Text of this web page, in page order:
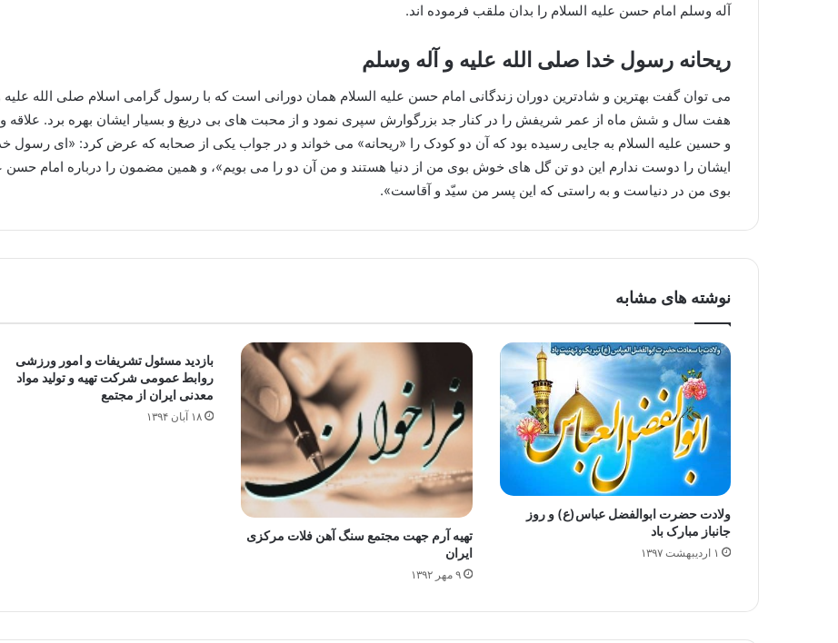
آله وسلم امام حسن علیه السلام را بدان ملقب فرموده اند.
ریحانه رسول خدا صلی الله علیه و آله وسلم
می توان گفت بهترین و شادترین دوران زندگانی امام حسن علیه السلام همان دورانی است که با رسول گرامی اسلام صلی الله
هفت سال و شش ماه از عمر شریفش را در کنار جد بزرگوارش سپری نمود و از محبت های بی دریغ و بسیار ایشان بهره برد. علاقه
و حسین علیه السلام به جایی رسیده بود که آن دو کودک را «ریحانه» می خواند و در جواب یکی از صحابه که عرض کرد: «ای رسول
ایشان را دوست ندارم این دو تن گل های خوش بوی من از دنیا هستند و من آن دو را می بویم»، و همین مضمون را درباره امام
بوی من در دنیاست و به راستی که این پسر من سیّد و آقاست».
نوشته های مشابه
ولادت حضرت ابوالفضل عباس(ع) و روز
جانباز مبارک باد
۱ اردیبهشت ۱۳۹۷
تهیه آرم جهت مجتمع سنگ آهن فلات مرکزی
ایران
۹ مهر ۱۳۹۲
بازدید مسئول تشریفات و امور ورزشی
روابط عمومی شرکت تهیه و تولید مواد
معدنی ایران از مجتمع
۱۸ آبان ۱۳۹۴